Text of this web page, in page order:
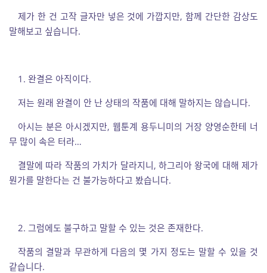
제가 한 건 고작 글자만 넣은 것에 가깝지만, 함께 간단한 감상도
말해보고 싶습니다.
1. 완결은 아직이다.
저는 원래 완결이 안 난 상태의 작품에 대해 말하지는 않습니다.
아시는 분은 아시겠지만, 웹툰계 용두니미의 거장 양영순한테 너
무 많이 속은 터라…
결말에 따라 작품의 가치가 달라지니, 하그리아 왕국에 대해 제가
뭔가를 말한다는 건 불가능하다고 봤습니다.
2. 그럼에도 불구하고 말할 수 있는 것은 존재한다.
작품의 결말과 무관하게 다음의 몇 가지 정도는 말할 수 있을 것
같습니다.